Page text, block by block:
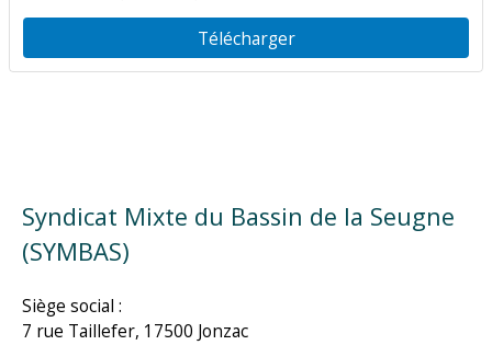
Télécharger
Syndicat Mixte du Bassin de la Seugne
(SYMBAS)
Siège social :
7 rue Taillefer, 17500 Jonzac